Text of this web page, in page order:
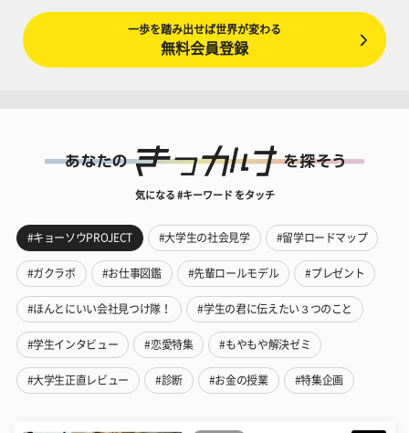
一歩を踏み出せば世界が変わる
無料会員登録
気になる #キーワード をタッチ
#キョーソウPROJECT #大学生の社会見学 #留学ロードマップ
#ガクラボ #お仕事図鑑 #先輩ロールモデル #プレゼント
#ほんとにいい会社見つけ隊！ #学生の君に伝えたい３つのこと
#学生インタビュー #恋愛特集 #もやもや解決ゼミ
#大学生正直レビュー #診断 #お金の授業 #特集企画